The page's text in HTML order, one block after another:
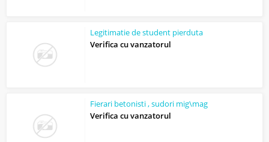
Legitimatie de student pierduta
Verifica cu vanzatorul
Fierari betonisti , sudori mig\mag
Verifica cu vanzatorul